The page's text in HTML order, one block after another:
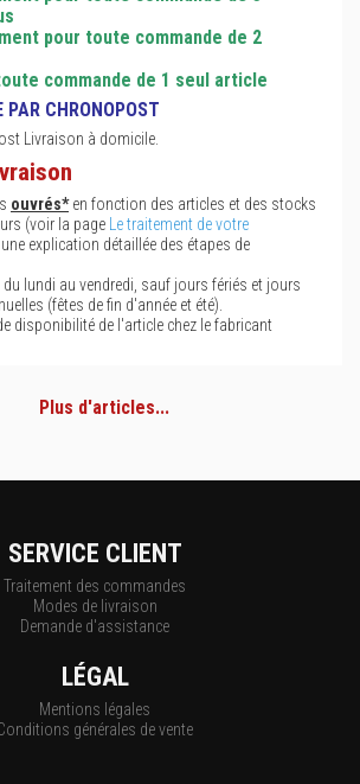
pour toute commande de 2
commande de 1 seul article
CHRONOPOST
Livraison à domicile.
ouvrés*en fonction des articles et des stocks
(voir la page
Le traitement de votre
explication détaillée des étapes de
du lundi au vendredi, sauf jours fériés et jours
(fêtes de fin d'année et été).
disponibilité de l'article chez le fabricant
Plus d'articles...
SERVICE CLIENT
Traitement des commandes
Modes de livraison
Demande d'assistance
LÉGAL
Mentions légales
générales de vente